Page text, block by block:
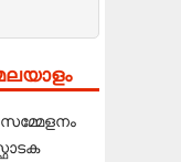
മലയാളം